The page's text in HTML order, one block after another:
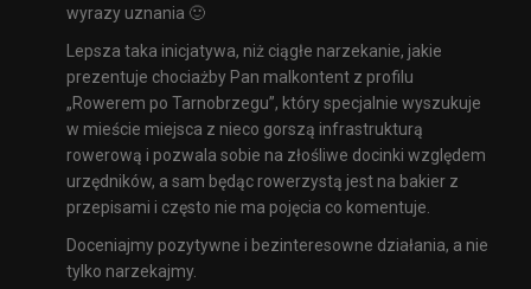
wyrazy uznania 🙂
Lepsza taka inicjatywa, niż ciągłe narzekanie, jakie
prezentuje chociażby Pan malkontent z profilu
„Rowerem po Tarnobrzegu”, który specjalnie wyszukuje
w mieście miejsca z nieco gorszą infrastrukturą
rowerową i pozwala sobie na złośliwe docinki względem
urzędników, a sam będąc rowerzystą jest na bakier z
przepisami i często nie ma pojęcia co komentuje.
Doceniajmy pozytywne i bezinteresowne działania, a nie
tylko narzekajmy.